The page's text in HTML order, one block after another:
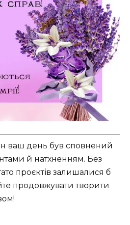
ваш день був сповнений
й натхненням. Без
проєктів залишалися б
продовжувати творити